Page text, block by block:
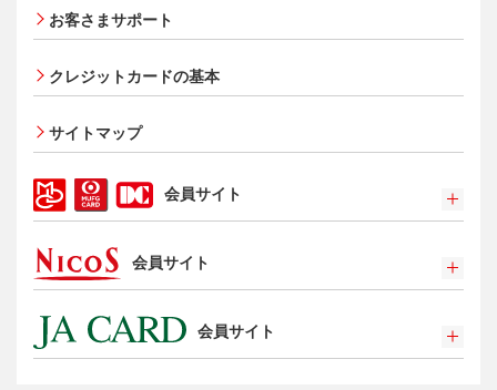
追加できるカード・機能
UnionPay（銀聯）カード
ETCカード
エクスプレス予約サービス（プラスEX会員）
タッチ決済
お客さまサポート
クレジットカードの基本
サイトマップ
会員サイト
特典・サービス
選べるお支払方法
カードローン・キャッシング
お客さまサポート
会員サイト
特典・サービス
選べるお支払方法
会員サイト